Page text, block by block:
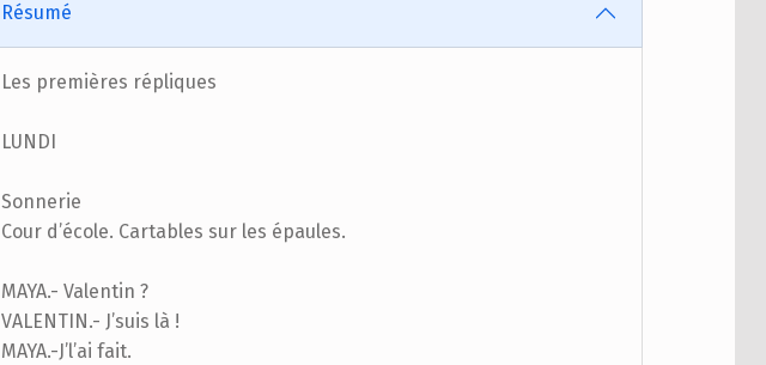
Résumé
Les premières répliques
LUNDI
Sonnerie
Cour d’école. Cartables sur les épaules.
MAYA.- Valentin ?
VALENTIN.- J’suis là !
MAYA.-J’l’ai fait.